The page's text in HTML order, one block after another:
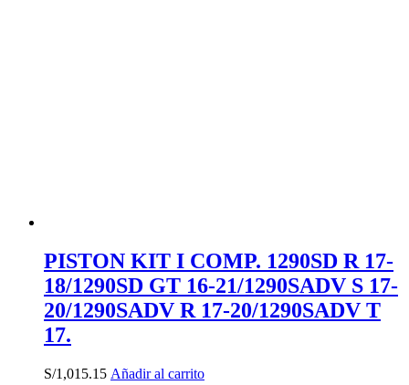
PISTON KIT I COMP. 1290SD R 17-
18/1290SD GT 16-21/1290SADV S 17-
20/1290SADV R 17-20/1290SADV T
17.
S/1,015.15 Añadir al carrito